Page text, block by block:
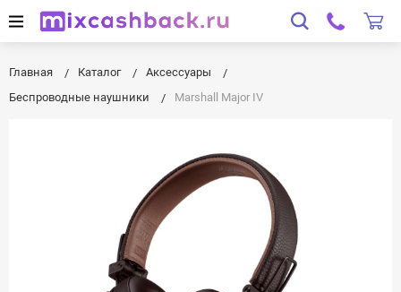
Главная Каталог
Аксессуары
Беспроводные наушники
Marshall Major IV